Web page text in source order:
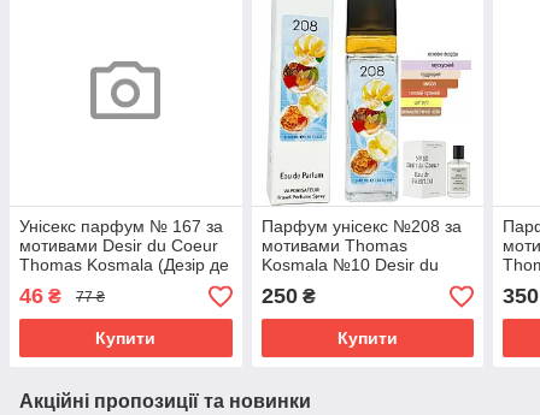
Унісекс парфум № 167 за
мотивами Desir du Coeur
Thomas Kosmala (Дезір де
мл. ОПТ
46 ₴ 77 ₴
Купити
Парфум унісекс №208 за
мотивами Thomas
Kosmala №10 Desir du
Coeur (Дезір де Кер Томас
Космала) 40 мл.
250₴
Купити
мл
350
Акційні пропозиції та новинки